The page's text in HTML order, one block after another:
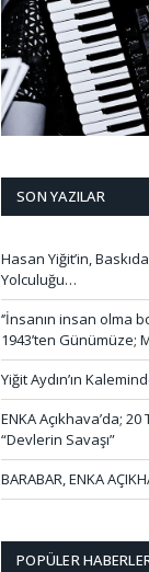
SON YAZILAR
Hasan Yiğit’in,
Yolculuğu…
‘’İnsanın insan olma
1943’ten Günümüze;
Yiğit Aydın’ın
ENKA Açıkhava’da;
“Devlerin Savaşı”
BARABAR, ENKA
POPÜLER